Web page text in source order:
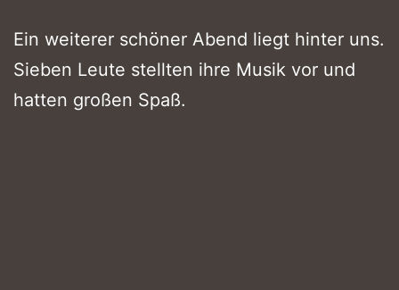
Ein weiterer schöner Abend liegt hinter uns.
Sieben Leute stellten ihre Musik vor und
hatten großen Spaß.